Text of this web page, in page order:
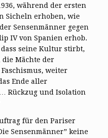
während der ersten
Sicheln erhoben, wie
Sensenmänner gegen
IV von Spanien erhob.
seine Kultur stirbt,
die Mächte der
weiter
Ende aller
Rückzug und Isolation
für den Pariser
Sensenmänner” keine